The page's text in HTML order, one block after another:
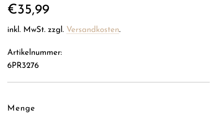
Regulärer
Preis
€35,99
inkl. MwSt. zzgl. Versandkosten.
Artikelnummer:
6PR3276
Menge